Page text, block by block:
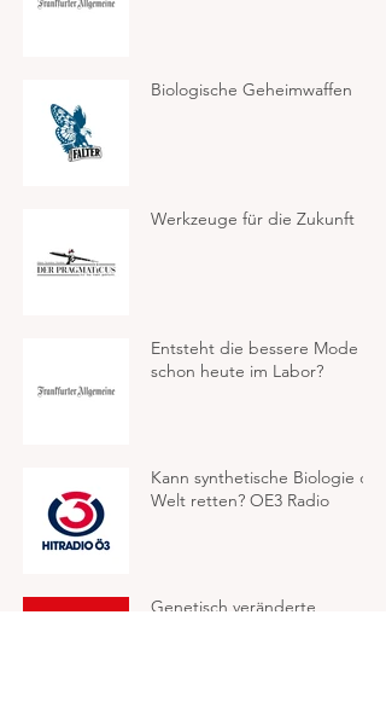
Biologische Geheimwaffen
Werkzeuge für die Zukunft
Entsteht die bessere Mode
schon heute im Labor?
Kann synthetische Biologie die
Welt retten? OE3 Radio
Genetisch veränderte